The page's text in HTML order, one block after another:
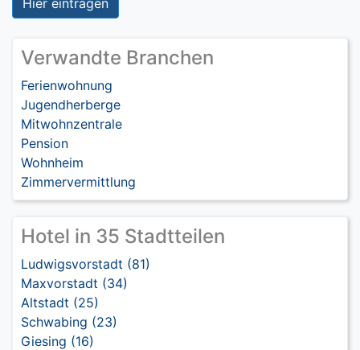
Verwandte Branchen
Ferienwohnung
Jugendherberge
Mitwohnzentrale
Pension
Wohnheim
Zimmervermittlung
Hotel in 35 Stadtteilen
Ludwigsvorstadt (81)
Maxvorstadt (34)
Altstadt (25)
Schwabing (23)
Giesing (16)